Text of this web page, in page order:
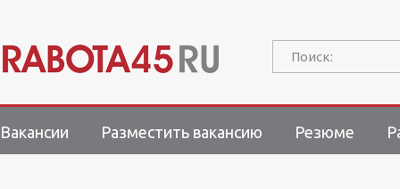
Поиск:
Вакансии Разместить вакансию Резюме